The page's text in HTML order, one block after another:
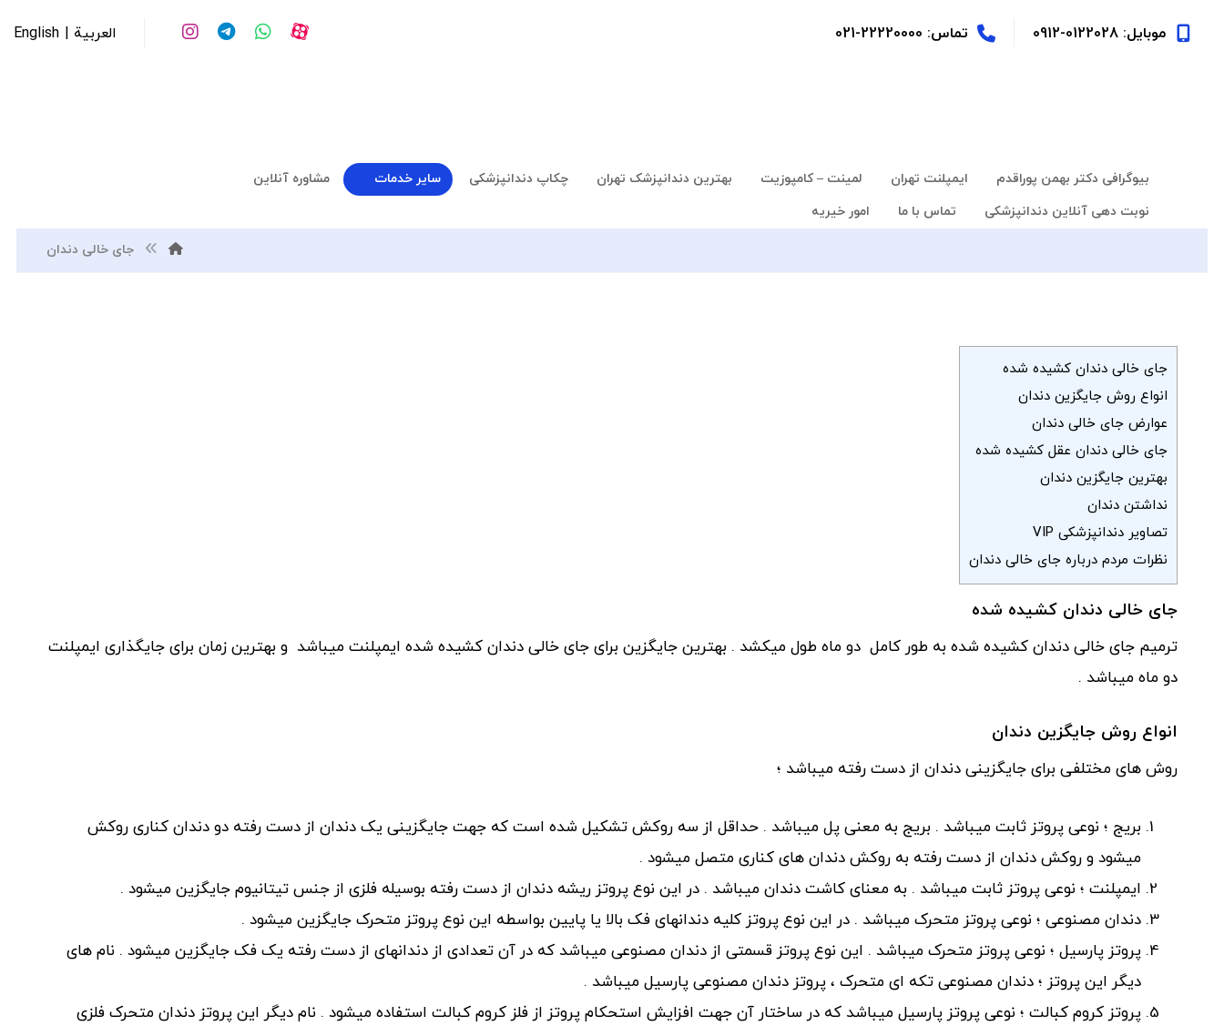
موبایل: 0122028-0912 تماس: 22220000-021 English العربیة |
بیوگرافی دکتر بهمن پوراقدم ایمپلنت تهران لمینت – کامپوزیت بهترین دندانپزشک تهران چکاپ دندانپزشکی سایر خدمات
مشاوره آنلاین
نوبت دهی آنلاین دندانپزشکی
تماس با ما امور خیریه
جای خالی دندان
جای خالی دندان کشیده شده
انواع روش جایگزین دندان
عوارض جای خالی دندان
جای خالی دندان عقل کشیده شده
بهترین جایگزین دندان
نداشتن دندان
تصاویر دندانپزشکی VIP
نظرات مردم درباره جای خالی دندان
جای خالی دندان کشیده شده
ترمیم جای خالی دندان کشیده شده به طور کامل دو ماه طول میکشد . بهترین جایگزین برای جای خالی دندان کشیده شده ایمپلنت میباشد و بهترین زمان برای جایگذاری ایمپلنت
دو ماه میباشد .
انواع روش جایگزین دندان
روش های مختلفی برای جایگزینی دندان از دست رفته میباشد ؛
بریج ؛ نوعی پروتز ثابت میباشد . بریج به معنی پل میباشد . حداقل از سه روکش تشکیل شده است که جهت جایگزینی یک دندان از دست رفته دو دندان کناری روکش
میشود و روکش دندان از دست رفته به روکش دندان های کناری متصل میشود .
ایمپلنت ؛ نوعی پروتز ثابت میباشد . به معنای کاشت دندان میباشد . در این نوع پروتز ریشه دندان از دست رفته بوسیله فلزی از جنس تیتانیوم جایگزین میشود .
دندان مصنوعی ؛ نوعی پروتز متحرک میباشد . در این نوع پروتز کلیه دندانهای فک بالا یا پایین بواسطه این نوع پروتز متحرک جایگزین میشود .
پروتز پارسیل ؛ نوعی پروتز متحرک میباشد . این نوع پروتز قسمتی از دندان مصنوعی میباشد که در آن تعدادی از دندانهای از دست رفته یک فک جایگزین میشود . نام های
دیگر این پروتز ؛ دندان مصنوعی تکه ای متحرک ، پروتز دندان مصنوعی پارسیل میباشد .
پروتز کروم کبالت ؛ نوعی پروتز پارسیل میباشد که در ساختار آن جهت افزایش استحکام پروتز از فلز کروم کبالت استفاده میشود . نام دیگر این پروتز دندان متحرک فلزی